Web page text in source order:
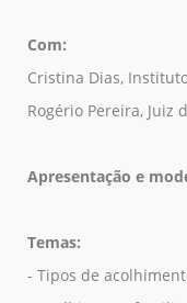
Com:
Cristina Dias,
Rogério Pereira, Juiz
Apresentação e
Temas:
- Tipos de